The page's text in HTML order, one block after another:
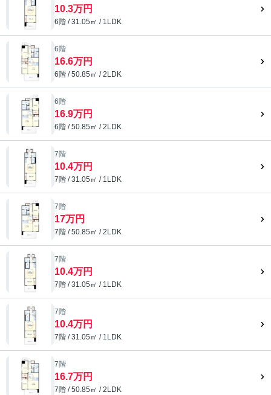
10.3万円
6階 / 31.05㎡ / 1LDK
6階
16.6万円
6階 / 50.85㎡ / 2LDK
6階
16.9万円
6階 / 50.85㎡ / 2LDK
7階
10.4万円
7階 / 31.05㎡ / 1LDK
7階
17万円
7階 / 50.85㎡ / 2LDK
7階
10.4万円
7階 / 31.05㎡ / 1LDK
7階
10.4万円
7階 / 31.05㎡ / 1LDK
7階
16.7万円
7階 / 50.85㎡ / 2LDK